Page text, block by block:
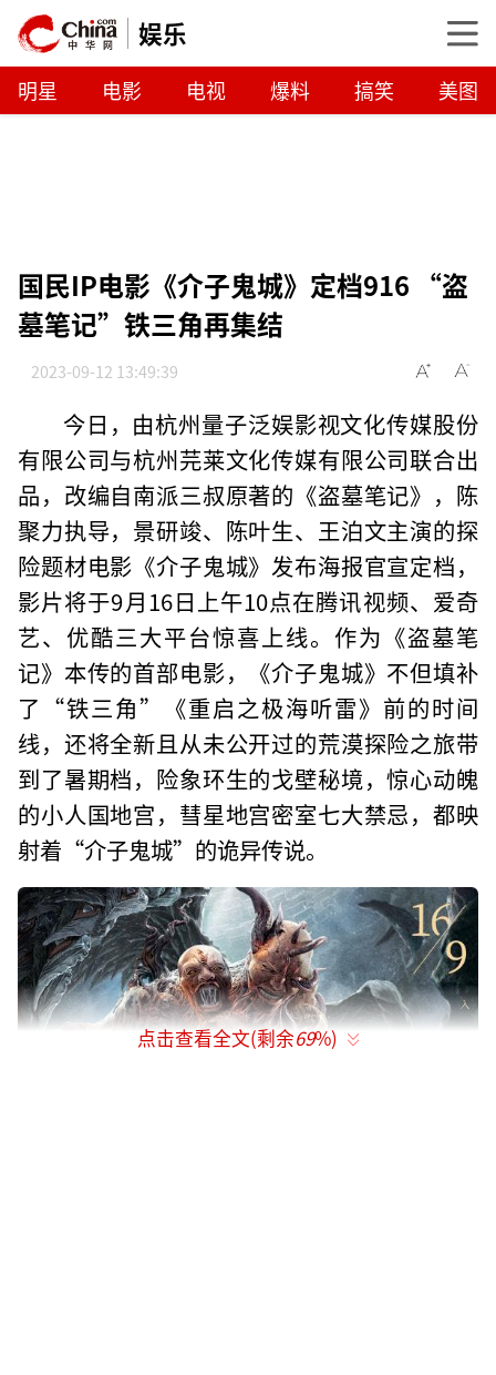
娱乐
明星 电影 电视 爆料 搞笑 美图
国民IP电影《介子鬼城》定档916 “盗
墓笔记”铁三角再集结
2023-09-12 13:49:39
今日，由杭州量子泛娱影视文化传媒股份
有限公司与杭州芫莱文化传媒有限公司联合出
品，改编自南派三叔原著的《盗墓笔记》，陈
聚力执导，景研竣、陈叶生、王泊文主演的探
险题材电影《介子鬼城》发布海报官宣定档，
影片将于9月16日上午10点在腾讯视频、爱奇
艺、优酷三大平台惊喜上线。作为《盗墓笔
记》本传的首部电影，《介子鬼城》不但填补
了“铁三角”《重启之极海听雷》前的时间
线，还将全新且从未公开过的荒漠探险之旅带
到了暑期档，险象环生的戈壁秘境，惊心动魄
的小人国地宫，彗星地宫密室七大禁忌，都映
射着“介子鬼城”的诡异传说。
点击查看全文(剩余69%)